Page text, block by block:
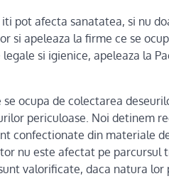
pot afecta sanatatea, si nu
si apeleaza la firme ce se
si igienice, apeleaza la
ocupa de colectarea
periculoase. Noi detinem
confectionate din materiale
nu este afectat pe parcursul
valorificate, daca natura